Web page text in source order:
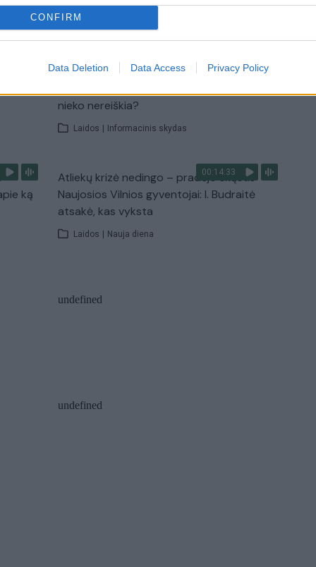
CONFIRM
Data Deletion Data Access Privacy Policy
į
00:10:21
Kodėl apklausos internete ir politikų
nieko nereiškia?
Laidos | Informacinis skydas
–
ką
00:14:33
Atliekų krizė nedingo – pradėjo skųstis
Naujosios Vilnios gyventojai: I. Budraitė
atsakė, kas vyksta
Laidos | Nauja diena